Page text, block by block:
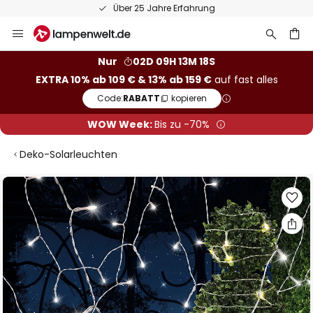
Über 25 Jahre Erfahrung
Inhalt
Nur
02D 09H 13M 18S
EXTRA 10% ab 109 € & 13% ab 159 €auf fast alles
Code:RABATT kopieren
WOW Week:Bis zu -70%
Deko-Solarleuchten
Zum
Ende
Bildgalerie
springen